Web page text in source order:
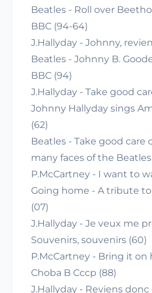
Beatles - Roll over
BBC (94-64)
J.Hallyday - Johnny,
Beatles - Johnny B.
BBC (94)
J.Hallyday - Take good
Johnny Hallyday sings
(62)
Beatles - Take good care
many faces of the Beatles
P.McCartney - I want to
Going home - A tribute
(07)
J.Hallyday - Je veux me
Souvenirs, souvenirs (60)
P.McCartney - Bring it on
Choba B Cccp (88)
J.Hallyday - Reviens